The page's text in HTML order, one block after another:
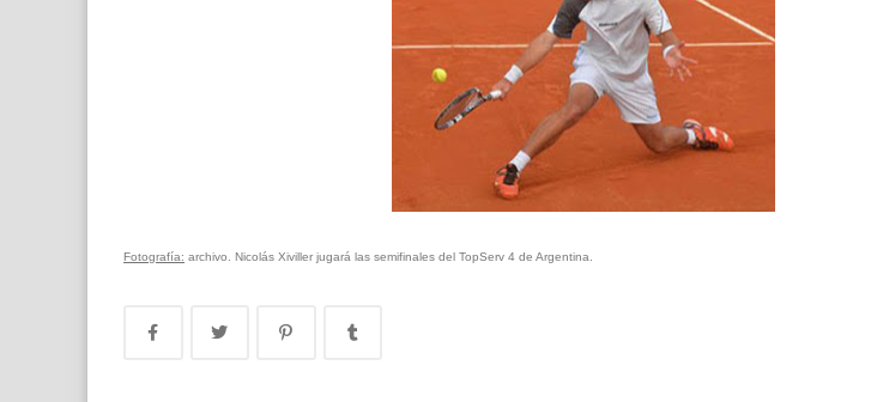
Fotografía: archivo. Nicolás Xiviller jugará las semifinales del TopServ 4 de Argentina.